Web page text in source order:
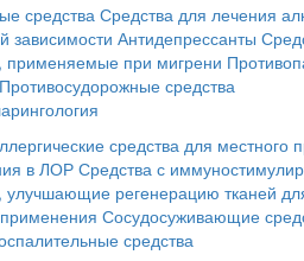
средства Средства для лечения
зависимости Антидепрессанты
применяемые при мигрени
Противосудорожные средства
средства для местного
в ЛОР Средства с
улучшающие регенерацию тканей
Сосудосуживающие
средства